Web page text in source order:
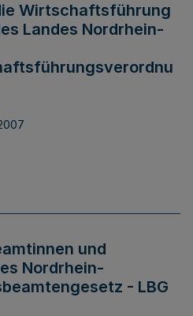
Wirtschaftsführung
Landes Nordrhein-
und
Nordrhein-
- LBG